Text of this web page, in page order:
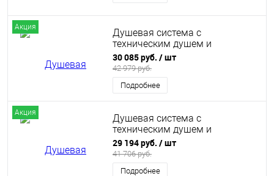
Акция
Душевая система с
техническим душем и
термостатом Wonzon &
Woghand, Черный матовый
(WW-B3097-A-MB)
30 085 руб. / шт
42 979 руб.
Подробнее
Акция
Душевая система с
техническим душем и
термостатом Wonzon &
Woghand, Хром (WW-B3097-A-
CR)
29 194 руб. / шт
41 706 руб.
Подробнее